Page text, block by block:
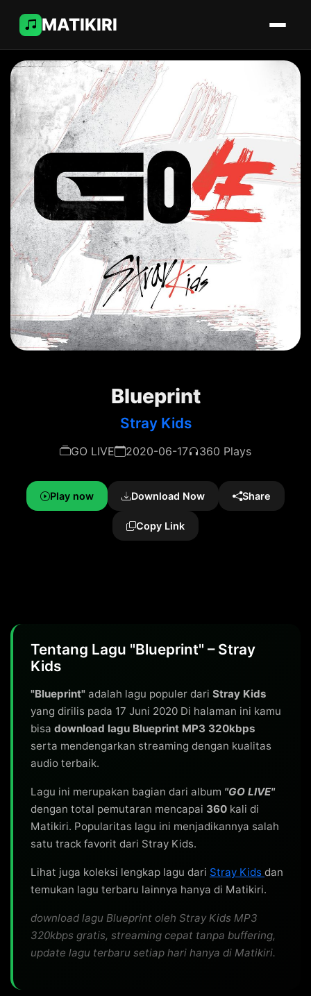
MATIKIRI
Blueprint
Stray Kids
GO LIVE 2020-06-17 360 Plays
Play now Download Now Share
Copy Link
Tentang Lagu "Blueprint" – Stray
Kids
"Blueprint" adalah lagu populer dari Stray Kids
yang dirilis pada 17 Juni 2020 Di halaman ini kamu
bisa download lagu Blueprint MP3 320kbps
serta mendengarkan streaming dengan kualitas
audio terbaik.
Lagu ini merupakan bagian dari album "GO LIVE"
dengan total pemutaran mencapai 360 kali di
Matikiri. Popularitas lagu ini menjadikannya salah
satu track favorit dari Stray Kids.
Lihat juga koleksi lengkap lagu dari Stray Kids dan
temukan lagu terbaru lainnya hanya di Matikiri.
download lagu Blueprint oleh Stray Kids MP3
320kbps gratis, streaming cepat tanpa buffering,
update lagu terbaru setiap hari hanya di Matikiri.